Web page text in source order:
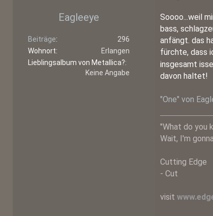
Eagleeye
Beiträge
296
Wohnort
Erlangen
Lieblingsalbum von Metallica?
Keine Angabe
Soooo...weil
bass,
anfängt. das
fürchte, dass
insgesamt
davon haltet!
"One" von
"What do you
Wait, I'm
Cutting Edge
- Cut
visit